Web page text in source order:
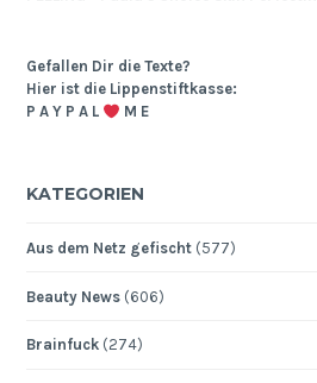
Gefallen Dir die Texte?
Hier ist die Lippenstiftkasse:
P A Y P A L
M E
KATEGORIEN
Aus dem Netz gefischt (577)
Beauty News (606)
Brainfuck (274)